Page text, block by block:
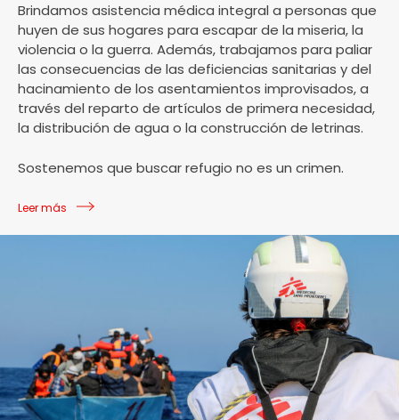
Brindamos asistencia médica integral a personas que
huyen de sus hogares para escapar de la miseria, la
violencia o la guerra. Además, trabajamos para paliar
las consecuencias de las deficiencias sanitarias y del
hacinamiento de los asentamientos improvisados, a
través del reparto de artículos de primera necesidad,
la distribución de agua o la construcción de letrinas.
Sostenemos que buscar refugio no es un crimen.
Leer más